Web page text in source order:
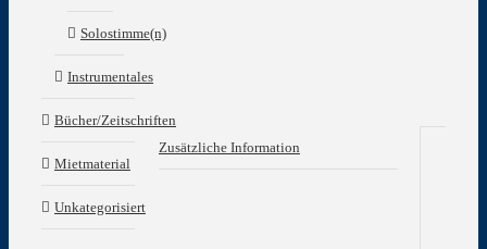
Zusätzliche Information
Solostimme(n)
Instrumentales
Bücher/Zeitschriften
Mietmaterial
Unkategorisiert